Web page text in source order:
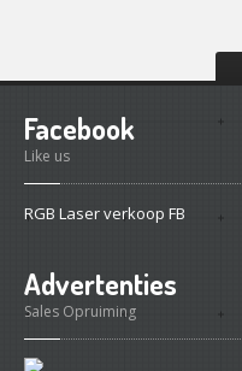
Facebook
Like us
RGB Laser verkoop FB
Advertenties
Sales Opruiming